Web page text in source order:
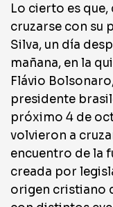
Lo cierto es
cruzarse con su
Silva, un día
mañana, en la
Flávio
presidente
próximo 4 de
volvieron a
encuentro de la
creada por
origen cristiano